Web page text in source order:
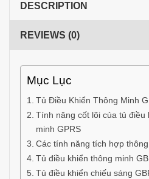
DESCRIPTION
REVIEWS (0)
Mục Lục
Tủ Điều Khiển Thông Minh
Tính năng cốt lõi của tủ điều
minh GPRS
Các tính năng tích hợp
Tủ điều khiển thông minh
Tủ điều khiển chiếu sáng